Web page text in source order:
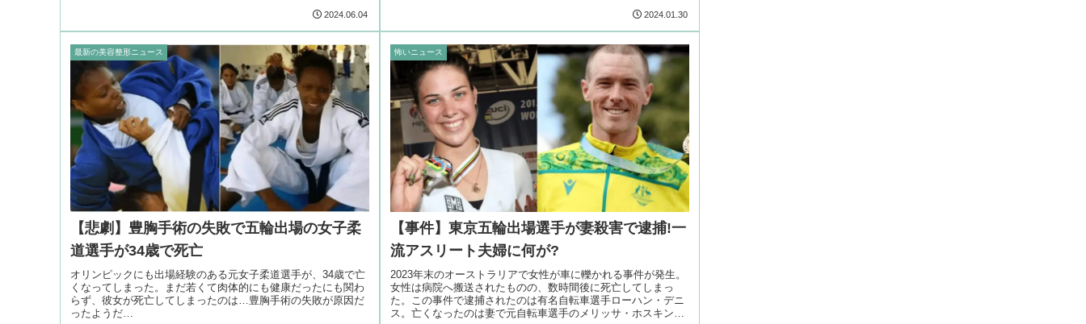
2024.06.04 2024.01.30
最新の美容整形ニュース
【悲劇】豊胸手術の失敗で五輪出場の女子柔
道選手が34歳で死亡
オリンピックにも出場経験のある元女子柔道選手が、34歳で亡
くなってしまった。まだ若くて肉体的にも健康だったにも関わ
らず、彼女が死亡してしまったのは…豊胸手術の失敗が原因だ
ったようだ…
怖いニュース
【事件】東京五輪出場選手が妻殺害で逮捕!一
流アスリート夫婦に何が?
2023年末のオーストラリアで女性が車に轢かれる事件が発生。
女性は病院へ搬送されたものの、数時間後に死亡してしまっ
た。この事件で逮捕されたのは有名自転車選手ローハン・デニ
ス。亡くなったのは妻で元自転車選手のメリッサ・ホスキンス